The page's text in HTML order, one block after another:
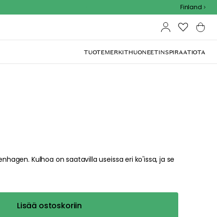
Finland
TUOTEMERKITHUONEETINSPIRAATIOTA
Kulhoa on saatavilla useissa eri ko'issa, ja se
Lisää ostoskoriin
and